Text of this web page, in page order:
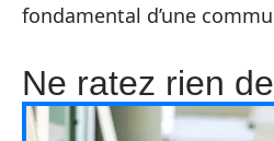
fondamental d’une
Ne ratez rien